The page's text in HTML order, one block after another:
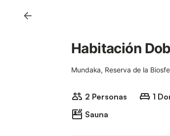
Habitación
Mundaka, Reserva de la
2 Personas 1
Sauna